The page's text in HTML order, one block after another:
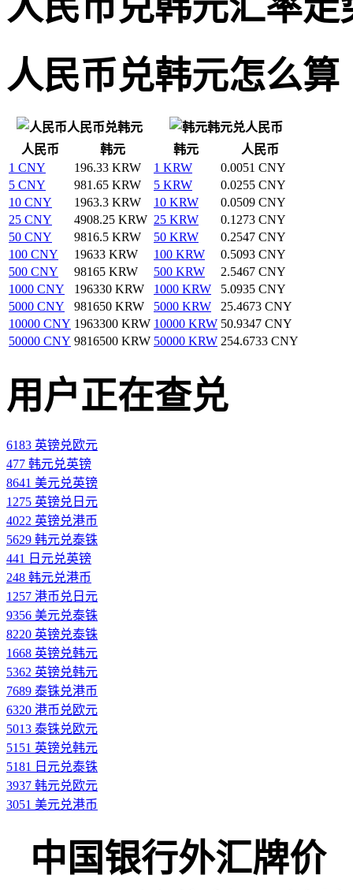
人民币兑韩元怎么算
人民币兑韩元
韩元兑人民币
人民币
韩元 韩元
人民币
1 CNY
196.33 KRW 1 KRW
0.0051 CNY
5 CNY
981.65 KRW 5 KRW
0.0255 CNY
10 CNY
1963.3 KRW 10 KRW
0.0509 CNY
25 CNY
4908.25 KRW 25 KRW
0.1273 CNY
50 CNY
9816.5 KRW 50 KRW
0.2547 CNY
100 CNY
19633 KRW 100 KRW
0.5093 CNY
500 CNY
98165 KRW 500 KRW
2.5467 CNY
1000 CNY
196330 KRW 1000 KRW
5.0935 CNY
5000 CNY
981650 KRW 5000 KRW
25.4673 CNY
10000 CNY 1963300 KRW 10000 KRW 50.9347 CNY
50000 CNY 9816500 KRW 50000 KRW 254.6733 CNY
用户正在查兑
6183 英镑兑欧元
477 韩元兑英镑
8641 美元兑英镑
1275 英镑兑日元
4022 英镑兑港币
5629 韩元兑泰铢
441 日元兑英镑
248 韩元兑港币
1257 港币兑日元
9356 美元兑泰铢
8220 英镑兑泰铢
1668 英镑兑韩元
5362 英镑兑韩元
7689 泰铢兑港币
6320 港币兑欧元
5013 泰铢兑欧元
5151 英镑兑韩元
5181 日元兑泰铢
3937 韩元兑欧元
3051 美元兑港币
中国银行外汇牌价